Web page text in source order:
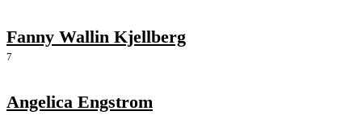
Fanny Wallin Kjellberg
7
Angelica Engstrom